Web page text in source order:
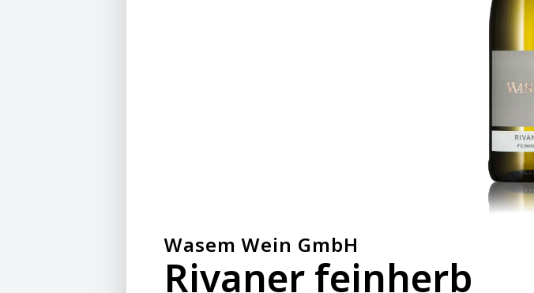
Wasem Wein GmbH
Rivaner feinherb